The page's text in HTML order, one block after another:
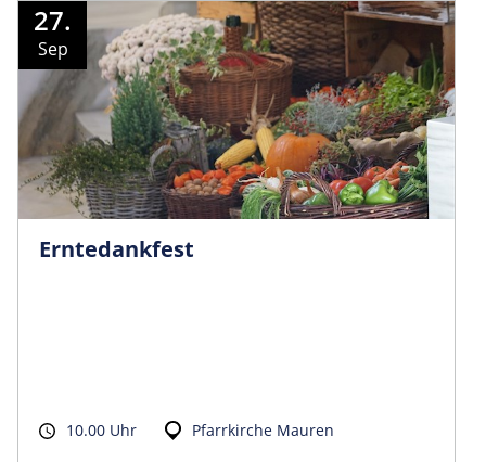
27.
Sep
Erntedankfest
10.00 Uhr Pfarrkirche Mauren